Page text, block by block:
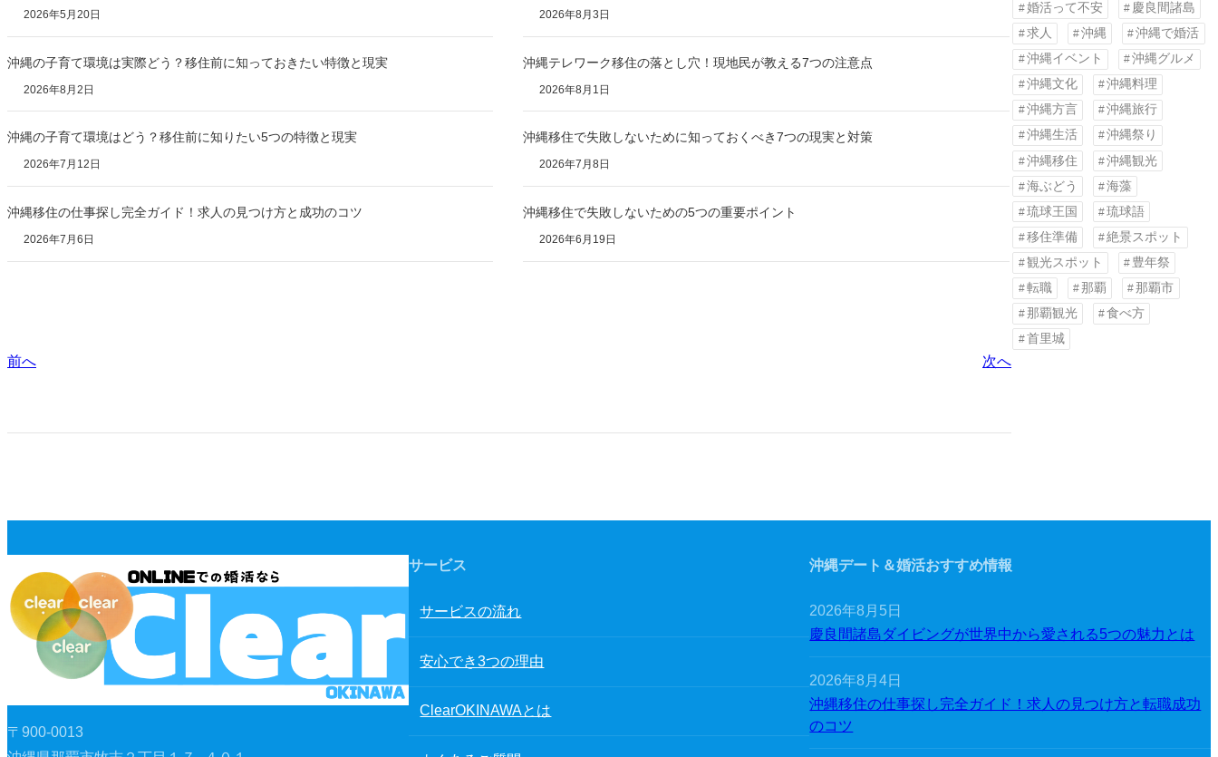
2026年5月20日 2026年8月3日
沖縄の子育て環境は実際どう？移住前に知っておきたい特徴と現実
2026年8月2日
沖縄テレワーク移住の落とし穴！現地民が教える7つの注意点
2026年8月1日
沖縄の子育て環境はどう？移住前に知りたい5つの特徴と現実
2026年7月12日
沖縄移住で失敗しないために知っておくべき7つの現実と対策
2026年7月8日
沖縄移住の仕事探し完全ガイド！求人の見つけ方と成功のコツ
2026年7月6日
沖縄移住で失敗しないための5つの重要ポイント
2026年6月19日
前へ 次へ
婚活って不安
慶良間諸島
求人
沖縄
沖縄で婚活
沖縄イベント
沖縄グルメ
沖縄文化
沖縄料理
沖縄方言
沖縄旅行
沖縄生活
沖縄祭り
沖縄移住
沖縄観光
海ぶどう
海藻
琉球王国
琉球語
移住準備
絶景スポット
観光スポット
豊年祭
転職
那覇
那覇市
那覇観光
食べ方
首里城
〒900-0013
サービス
サービスの流れ
安心でき3つの理由
ClearOKINAWAとは
沖縄デート＆婚活おすすめ情報
2026年8月5日
慶良間諸島ダイビングが世界中から愛される5つの魅力とは
2026年8月4日
沖縄移住の仕事探し完全ガイド！求人の見つけ方と転職成功
のコツ